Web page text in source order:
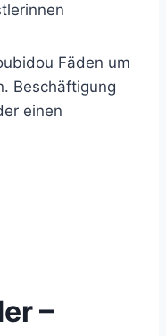
Fäden um
Beschäftigung
einen
–